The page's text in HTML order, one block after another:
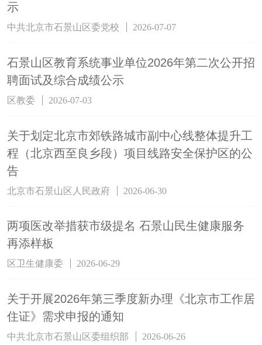
示
中共北京市石景山区委党校 2026-07-07
石景山区教育系统事业单位2026年第二次公开招
聘面试及综合成绩公示
区教委 2026-07-03
关于划定北京市郊铁路城市副中心线整体提升工
程（北京西至良乡段）项目线路安全保护区的公
告
北京市石景山区人民政府 2026-06-30
两项医改举措获市级提名 石景山民生健康服务
再添样板
区卫生健康委 2026-06-29
关于开展2026年第三季度新办理《北京市工作居
住证》需求申报的通知
中共北京市石景山区委组织部 2026-06-26